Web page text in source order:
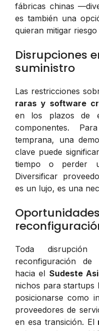
fábricas chinas
es también una
quieran mitigar
Disrupciones
suministro
Las restricciones
raras y software
en los plazos de
componentes.
temprana, una
clave puede
tiempo o perder
Diversificar
es un lujo, es una
Toda disrupción
reconfiguración de
hacia el Sudeste
nichos para startups
posicionarse como
proveedores de
en esa transición. El